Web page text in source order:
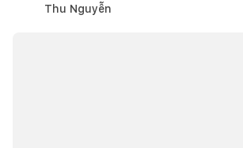
Thu Nguyễn